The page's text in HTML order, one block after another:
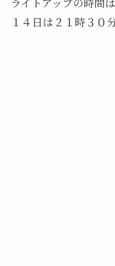
１４日は２１時３０